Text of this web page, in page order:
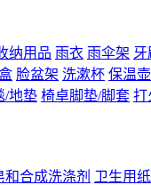
纳用品 雨衣 雨伞架 牙
脸盆架 洗漱杯 保温
/地垫 椅卓脚垫/脚套 打
和合成洗涤剂 卫生用